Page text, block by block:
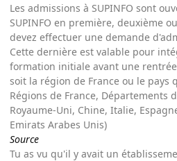
Les admissions à SUPINFO sont
SUPINFO en première, deuxième
devez effectuer une demande
Cette dernière est valable pour
formation initiale avant une
soit la région de France ou le pays
Régions de France, Départements
Royaume-Uni, Chine, Italie,
Emirats Arabes Unis)
Source
Tu as vu qu'il y avait un